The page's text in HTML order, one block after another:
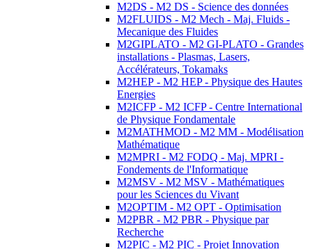
M2DS - M2 DS - Science des données
M2FLUIDS - M2 Mech - Maj. Fluids -
Mecanique des Fluides
M2GIPLATO - M2 GI-PLATO - Grandes
installations - Plasmas, Lasers,
Accélérateurs, Tokamaks
M2HEP - M2 HEP - Physique des Hautes
Energies
M2ICFP - M2 ICFP - Centre International
de Physique Fondamentale
M2MATHMOD - M2 MM - Modélisation
Mathématique
M2MPRI - M2 FODQ - Maj. MPRI -
Fondements de l'Informatique
M2MSV - M2 MSV - Mathématiques
pour les Sciences du Vivant
M2OPTIM - M2 OPT - Optimisation
M2PBR - M2 PBR - Physique par
Recherche
M2PIC - M2 PIC - Projet Innovation